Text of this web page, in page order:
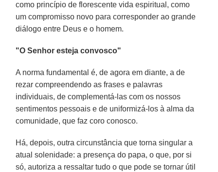
como princípio de florescente vida espiritual, como
um compromisso novo para corresponder ao grande
diálogo entre Deus e o homem.
"O Senhor esteja convosco"
A norma fundamental é, de agora em diante, a de
rezar compreendendo as frases e palavras
individuais, de complementá-las com os nossos
sentimentos pessoais e de uniformizá-los à alma da
comunidade, que faz coro conosco.
Há, depois, outra circunstância que torna singular a
atual solenidade: a presença do papa, o que, por si
só, autoriza a ressaltar tudo o que pode se tornar útil